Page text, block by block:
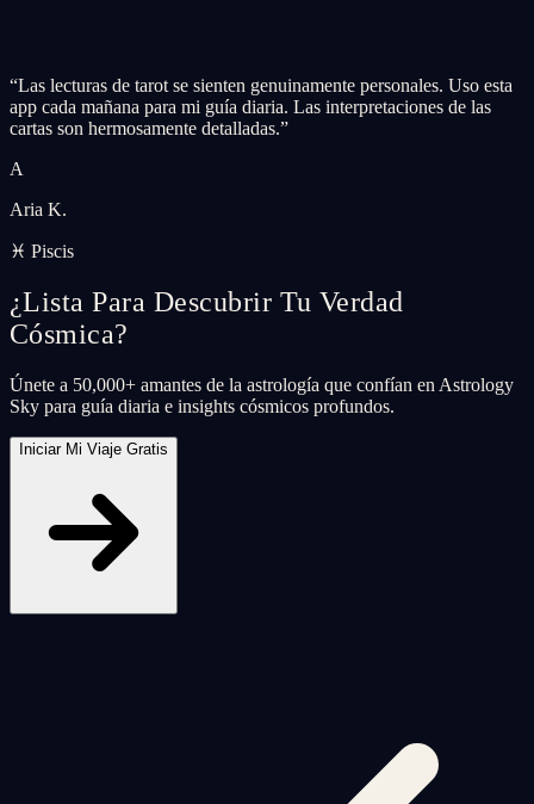
“Las lecturas de tarot se sienten genuinamente personales. Uso esta
app cada mañana para mi guía diaria. Las interpretaciones de las
cartas son hermosamente detalladas.”
A
Aria K.
♓ Piscis
¿Lista Para Descubrir Tu Verdad
Cósmica?
Únete a 50,000+ amantes de la astrología que confían en Astrology
Sky para guía diaria e insights cósmicos profundos.
Iniciar Mi Viaje Gratis